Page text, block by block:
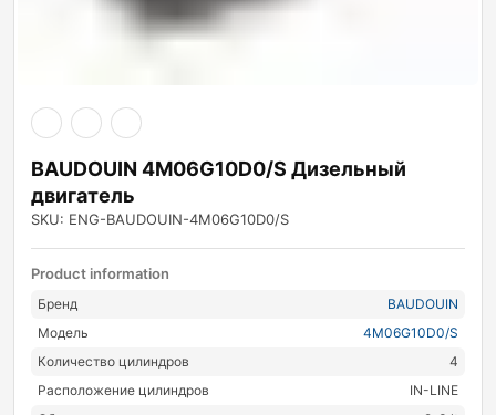
BAUDOUIN 4M06G10D0/S Дизельный
двигатель
SKU: ENG-BAUDOUIN-4M06G10D0/S
Product information
Бренд
BAUDOUIN
Модель
4M06G10D0/S
Количество цилиндров
4
Расположение цилиндров
IN-LINE